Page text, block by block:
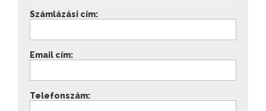
Számlázási cím:
Email cím:
Telefonszám: